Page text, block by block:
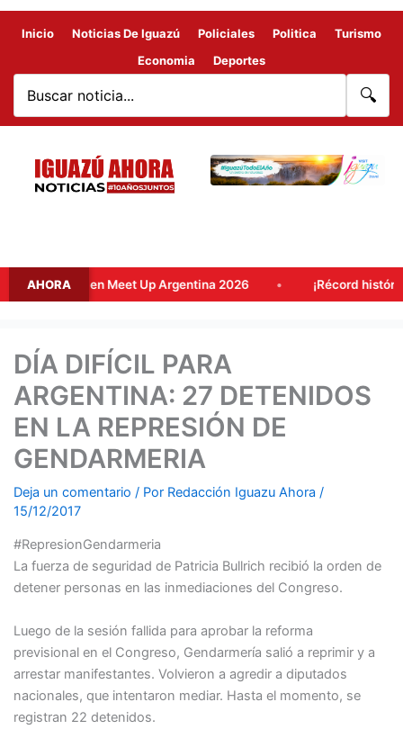
Inicio Noticias De Iguazú Policiales Politica
Turismo
Economia
Deportes
🔍
AHORA
en Meet Up Argentina 2026 ¡Récord histórico! El
DÍA DIFÍCIL PARA
ARGENTINA: 27 DETENIDOS
EN LA REPRESIÓN DE
GENDARMERIA
Deja un comentario / Por Redacción Iguazu Ahora /
15/12/2017
#RepresionGendarmeria
La fuerza de seguridad de Patricia Bullrich recibió la orden de
detener personas en las inmediaciones del Congreso.
Luego de la sesión fallida para aprobar la reforma
previsional en el Congreso, Gendarmería salió a reprimir y a
arrestar manifestantes. Volvieron a agredir a diputados
nacionales, que intentaron mediar. Hasta el momento, se
registran 22 detenidos.